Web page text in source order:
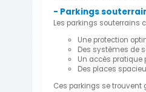
- Parkings
Les parkings souterrains
Une protection
Des systèmes de
Un accès pratique
Des places
Ces parkings se